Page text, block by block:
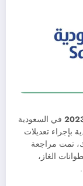
في السعودية
بإجراء تعديلات
تمت مراجعة
الغاز،